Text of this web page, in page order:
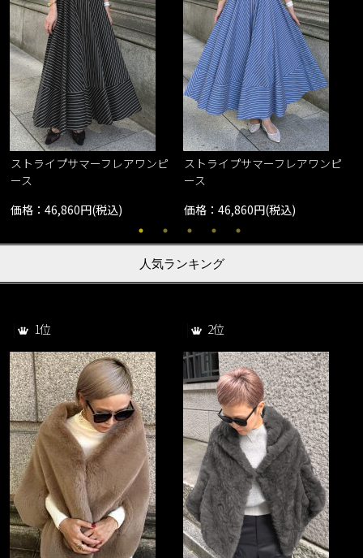
ストライプサマーフレアワンピ
ース
価格：46,860円(税込)
ストライプサマーフレアワンピ
ース
価格：46,860円(税込)
人気ランキング
1位 2位